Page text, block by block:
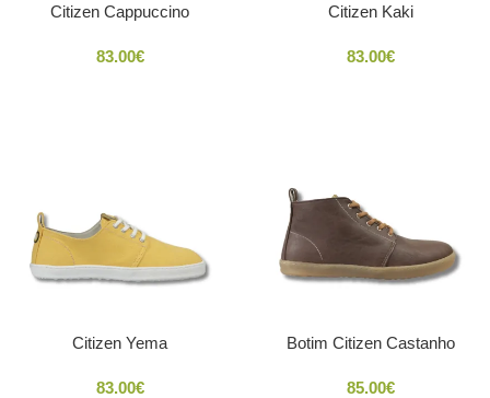
Citizen Cappuccino
83.00€
Citizen Kaki
83.00€
Citizen Yema
83.00€
Botim Citizen Castanho
85.00€